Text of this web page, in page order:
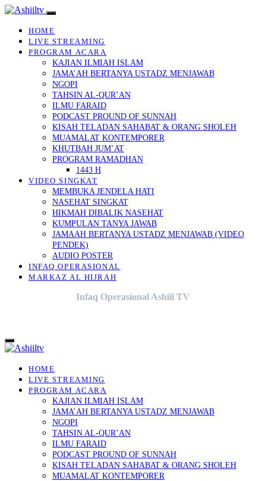
HOME
LIVE STREAMING
PROGRAM ACARA
KAJIAN ILMIAH ISLAM
JAMA’AH BERTANYA USTADZ MENJAWAB
NGOPI
TAHSIN AL-QUR’AN
ILMU FARAID
PODCAST PROUND OF SUNNAH
KISAH TELADAN SAHABAT & ORANG SHOLEH
MUAMALAT KONTEMPORER
KHUTBAH JUM’AT
PROGRAM RAMADHAN
1443 H
VIDEO SINGKAT
MEMBUKA JENDELA HATI
NASEHAT SINGKAT
HIKMAH DIBALIK NASEHAT
KUMPULAN TANYA JAWAB
JAMAAH BERTANYA USTADZ MENJAWAB (VIDEO
PENDEK)
AUDIO POSTER
INFAQ OPERASIONAL
MARKAZ AL HIJRAH
Infaq Operasional Ashiil TV
HOME
LIVE STREAMING
PROGRAM ACARA
KAJIAN ILMIAH ISLAM
JAMA’AH BERTANYA USTADZ MENJAWAB
NGOPI
TAHSIN AL-QUR’AN
ILMU FARAID
PODCAST PROUND OF SUNNAH
KISAH TELADAN SAHABAT & ORANG SHOLEH
MUAMALAT KONTEMPORER